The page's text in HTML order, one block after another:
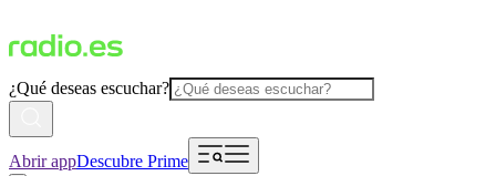
¿Qué deseas escuchar?
Abrir appDescubre Prime